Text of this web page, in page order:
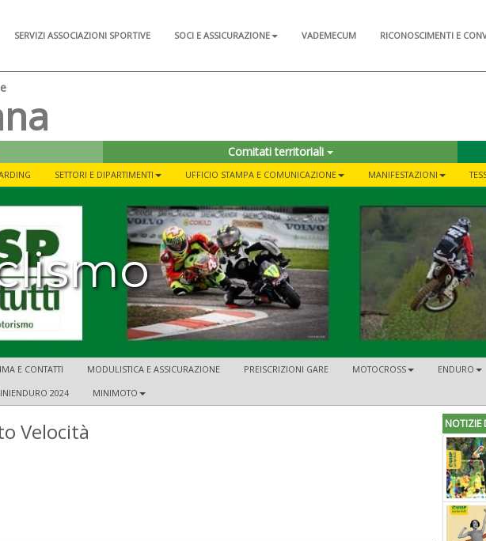
SERVIZI ASSOCIAZIONI SPORTIVE SOCI E ASSICURAZIONE VADEMECUM RICONOSCIMENTI E
Comitati territoriali
SETTORI E DIPARTIMENTI UFFICIO STAMPA E COMUNICAZIONE MANIFESTAZIONI
E CONTATTI MODULISTICA E ASSICURAZIONE PREISCRIZIONI GARE MOTOCROSS
ENDURO
2024
MINIMOTO
Velocità NOTIZIE